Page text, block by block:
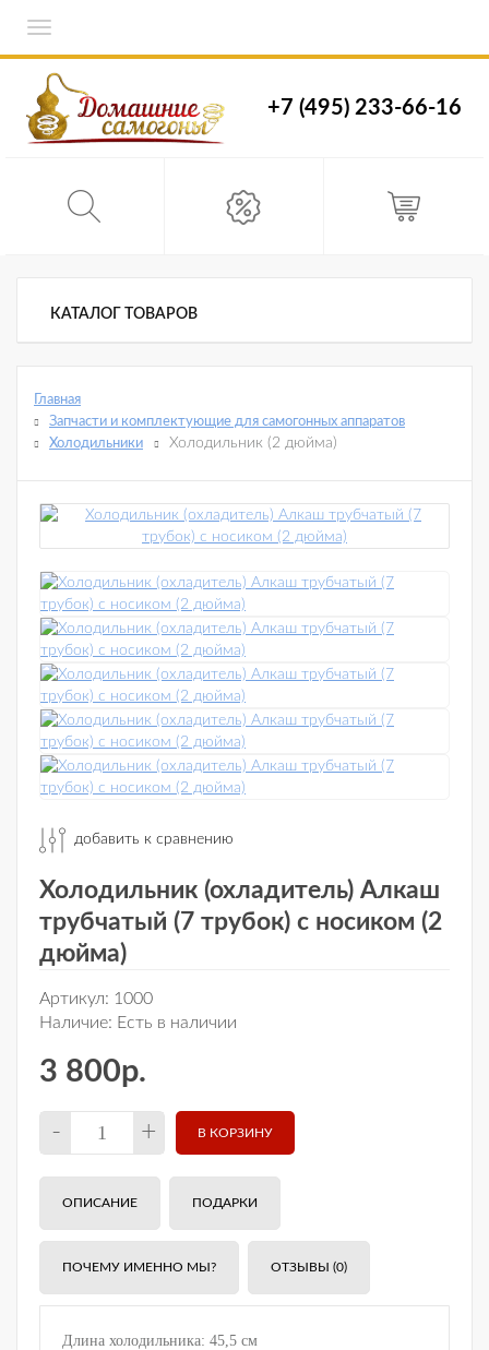
Toggle
+7 (495) 233-66-16
КАТАЛОГ ТОВАРОВ
Главная
Запчасти и комплектующие для самогонных аппаратов
Холодильники
Холодильник (2 дюйма)
добавить к сравнению
Холодильник (охладитель) Алкаш
трубчатый (7 трубок) с носиком (2
дюйма)
Артикул: 1000
Наличие: Есть в наличии
3 800р.
+
-
ОПИСАНИЕ ПОДАРКИ
ПОЧЕМУ ИМЕННО МЫ? ОТЗЫВЫ (0)
Длина холодильника: 45,5 см